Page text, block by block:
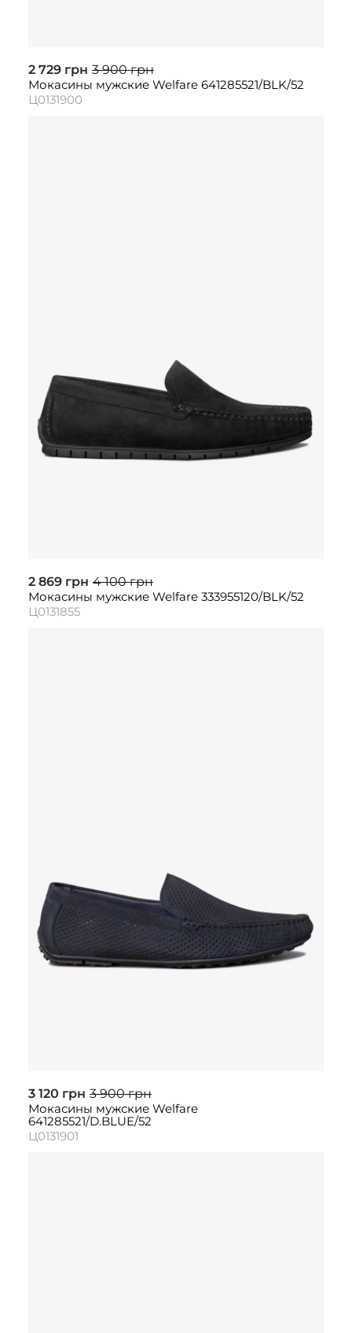
2 729 грн 3 900 грн
Мокасины мужские Welfare 641285521/BLK/52
Ц0131900
2 869 грн 4 100 грн
Мокасины мужские Welfare 333955120/BLK/52
Ц0131855
3 120 грн 3 900 грн
Мокасины мужские Welfare
641285521/D.BLUE/52
Ц0131901